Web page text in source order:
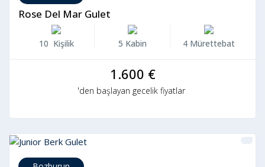
Rose Del Mar Gulet
10 Kişilik 5 Kabin 4 Mürettebat
1.600 €
'den başlayan gecelik fiyatlar